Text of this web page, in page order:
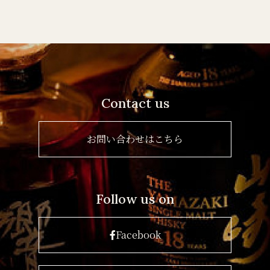
Contact us
お問い合わせはこちら
Follow us on
Facebook